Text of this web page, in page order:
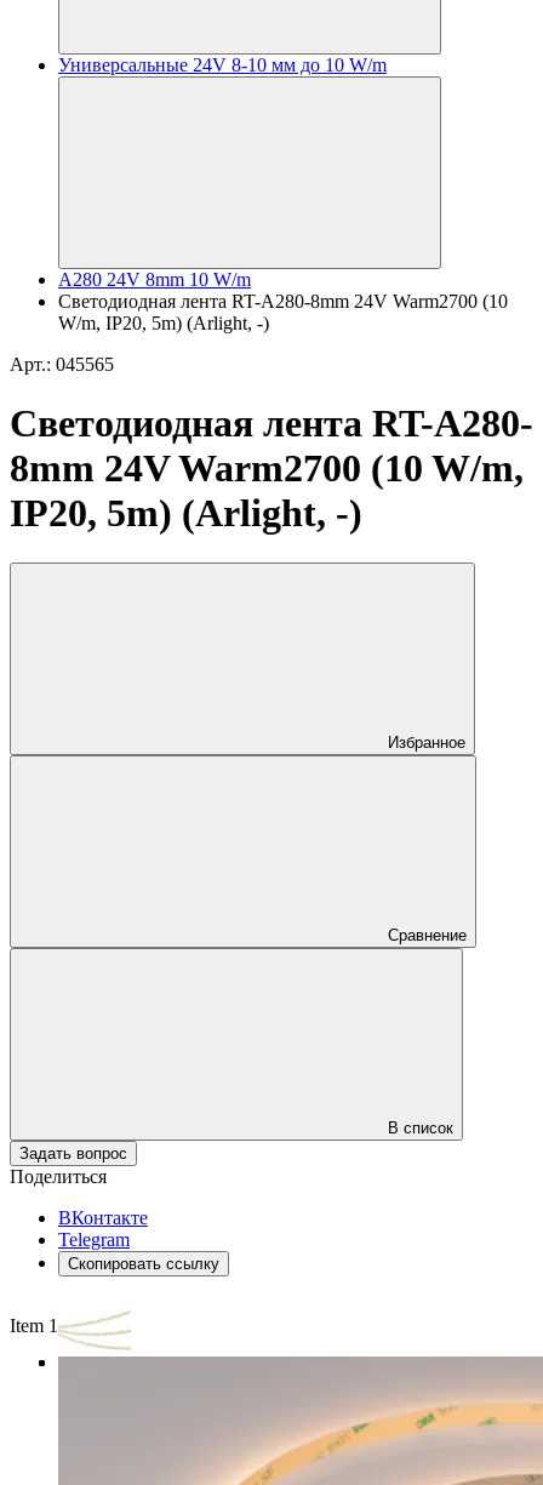
Универсальные 24V 8-10 мм до 10 W/m
A280 24V 8mm 10 W/m
Светодиодная лента RT-A280-8mm 24V Warm2700 (10
W/m, IP20, 5m) (Arlight, -)
Арт.: 045565
Светодиодная лента RT-A280-
8mm 24V Warm2700 (10 W/m,
IP20, 5m) (Arlight, -)
Избранное
Сравнение
В список
Задать вопрос
Поделиться
ВКонтакте
Telegram
Скопировать ссылку
Item 1 of 3